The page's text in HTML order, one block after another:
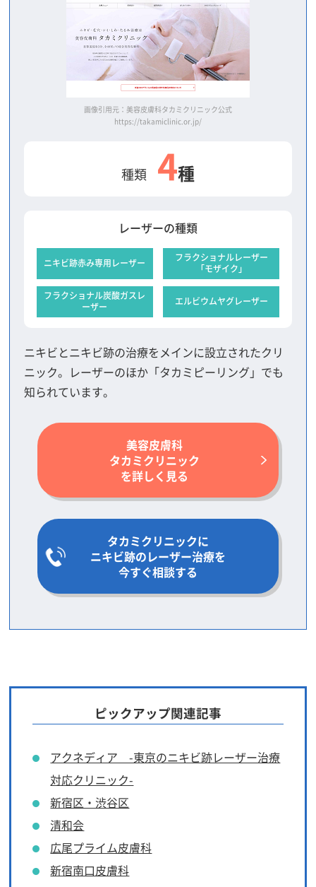
画像引用元：美容皮膚科タカミクリニック公式
https://takamiclinic.or.jp/
種類 4種
レーザーの種類
ニキビ跡赤み専用レーザー
フラクショナルレーザー
「モザイク」
フラクショナル炭酸ガスレ
ーザー
エルビウムヤグレーザー
ニキビとニキビ跡の治療をメインに設立されたクリ
ニック。レーザーのほか「タカミピーリング」でも
知られています。
美容皮膚科
タカミクリニック
を詳しく見る
タカミクリニックに
ニキビ跡のレーザー治療を
今すぐ相談する
ピックアップ関連記事
アクネディア -東京のニキビ跡レーザー治療
対応クリニック-
新宿区・渋谷区
清和会
広尾プライム皮膚科
新宿南口皮膚科